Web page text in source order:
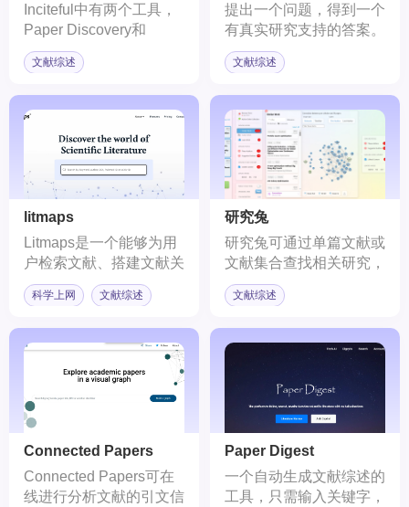
Inciteful中有两个工具，
Paper Discovery和
Literature Connector。
Paper Discovery能根据
网络分析算法来分析网
主题所需的信息，同时找
到最相似的论文、重要的
论文以及多产的作者和机
构等。Literature
篇文献，提供交互式可视
化展示二者如何通过文献
连接起来。
文献综述
提出一个问题，得到一个
有真实研究支持的答案。
文献综述
litmaps
Litmaps是一个能够为用
户检索文献、搭建文献关
系网络的工具。用户仅需
在搜索框中输入文献名
文献为用户搭建“种子图
科学上网 文献综述
研究兔
研究兔可通过单篇文献或
文献集合查找相关研究，
可实现各种文献集合的网
络关系或时间轴的分析，
的研究进行网络及时间轴
分析，为我们综述文献时
提供全局性视野，有利于
我们把握不同模块研究间
的衔接与拓展。
文献综述
Connected Papers
Connected Papers可在
线进行分析文献的引文信
Paper Digest
一个自动生成文献综述的
工具，只需输入关键字，